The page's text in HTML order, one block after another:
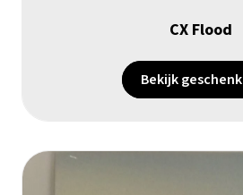
CX Flood
Bekijk geschenk